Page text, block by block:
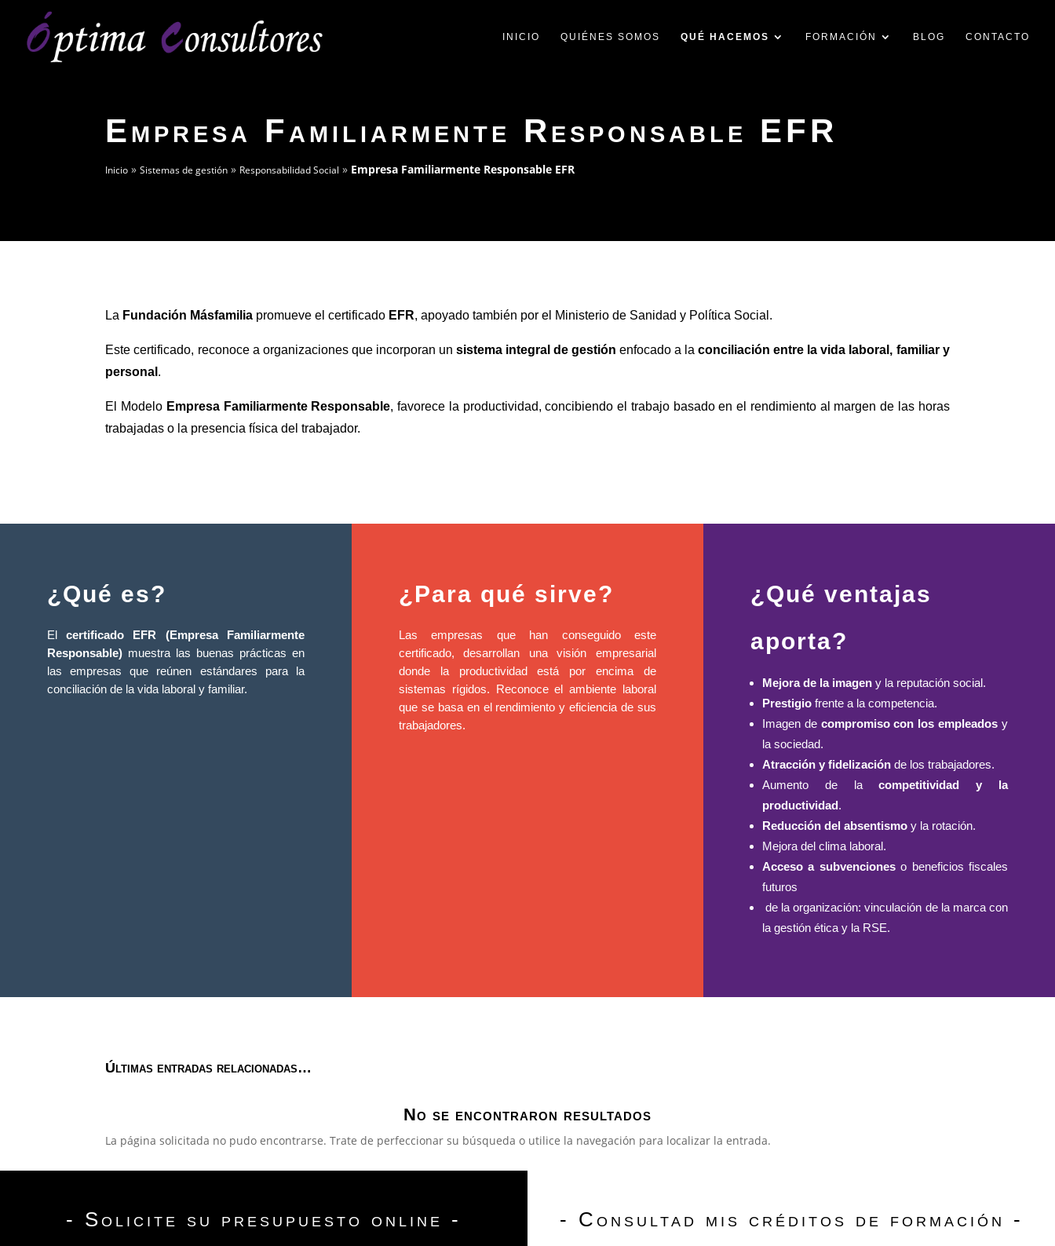
INICIO QUIÉNES SOMOS QUÉ HACEMOS FORMACIÓN BLOG CONTACTO
Empresa Familiarmente Responsable EFR
Inicio »Sistemas de gestión » Responsabilidad Social » Empresa Familiarmente Responsable EFR
La Fundación Másfamilia promueve el certificado EFR, apoyado también por el Ministerio de Sanidad y Política Social.
Este certificado, reconoce a organizaciones que incorporan un sistema integral de gestión enfocado a laconciliación entre la vida laboral, familiar y
personal .
El Modelo Empresa Familiarmente Responsable, favorece la productividad, concibiendo el trabajo basado en el rendimiento al margen de las horas
trabajadas o la presencia física del trabajador.
¿Qué es?
Elcertificado EFR (Empresa Familiarmente
Responsable) muestra las buenas prácticas en
las empresas que reúnen estándares para la
conciliación de la vida laboral y familiar.
¿Para qué sirve?
Las empresas que han conseguido este
certificado, desarrollan una visión empresarial
donde la productividad está por encima de
sistemas rígidos. Reconoce el ambiente laboral
que se basa en el rendimiento y eficiencia de sus
trabajadores.
¿Qué ventajas
aporta?
Mejora de la imageny la reputación social.
Prestigiofrente a la competencia.
Imagen de compromiso con los empleados y
la sociedad.
Atracción y fidelizaciónde los trabajadores.
Aumento de lacompetitividad y la
productividad.
Reducción del absentismoy la rotación.
Mejora del clima laboral.
Acceso a subvencioneso beneficios fiscales
futuros
de la organización: vinculación de la marca con
la gestión ética y la RSE.
Últimas entradas relacionadas…
No se encontraron resultados
La página solicitada no pudo encontrarse. Trate de perfeccionar su búsqueda o utilice la navegación para localizar la entrada.
- Solicite su presupuesto online - - Consultad mis créditos de formación -